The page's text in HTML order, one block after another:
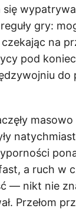
gry:
na
pod
do
a ruch w
— nikt nie
Przełom